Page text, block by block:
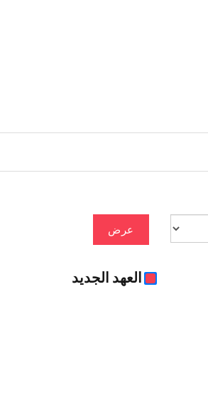
عرض
العهد الجديد